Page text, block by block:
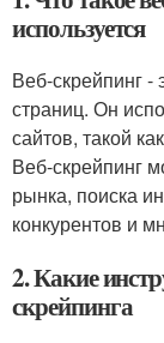
используется
Веб-скрейпинг -
страниц. Он
сайтов, такой
Веб-скрейпинг
рынка, поиска
конкурентов и
2. Какие
скрейпинга